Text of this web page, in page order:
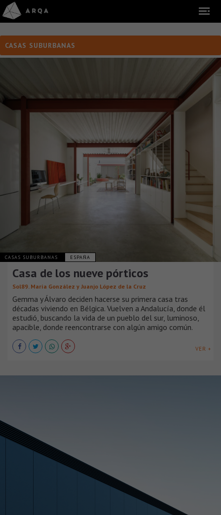
CASAS SUBURBANAS
CASAS SUBURBANAS ESPAÑA
Casa de los nueve pórticos
Sol89. María González y Juanjo López de la Cruz
Gemma y Álvaro deciden hacerse su primera casa tras
décadas viviendo en Bélgica. Vuelven a Andalucía, donde él
estudió, buscando la vida de un pueblo del sur, luminoso,
apacible, donde reencontrarse con algún amigo común.
VER +